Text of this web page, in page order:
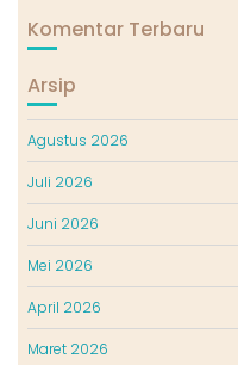
Komentar Terbaru
Arsip
Agustus 2026
Juli 2026
Juni 2026
Mei 2026
April 2026
Maret 2026